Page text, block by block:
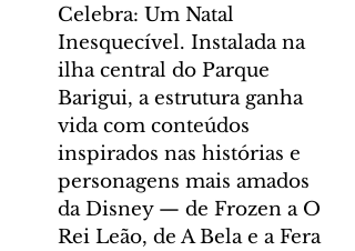
Celebra: Um Natal
Inesquecível. Instalada na
ilha central do Parque
Barigui, a estrutura ganha
vida com conteúdos
inspirados nas histórias e
personagens mais amados
da Disney — de Frozen a O
Rei Leão, de A Bela e a Fera